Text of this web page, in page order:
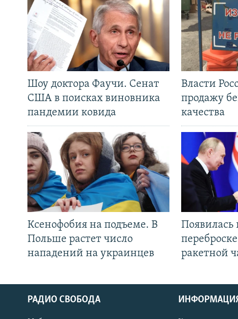
Шоу доктора Фаучи. Сенат
США в поисках виновника
пандемии ковида
Ксенофобия на подъеме. В
Польше растет число
нападений на украинцев
Власти
продажу
качества
ракетной
РАДИО СВОБОДА